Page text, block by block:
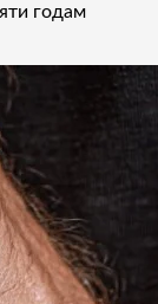
годам